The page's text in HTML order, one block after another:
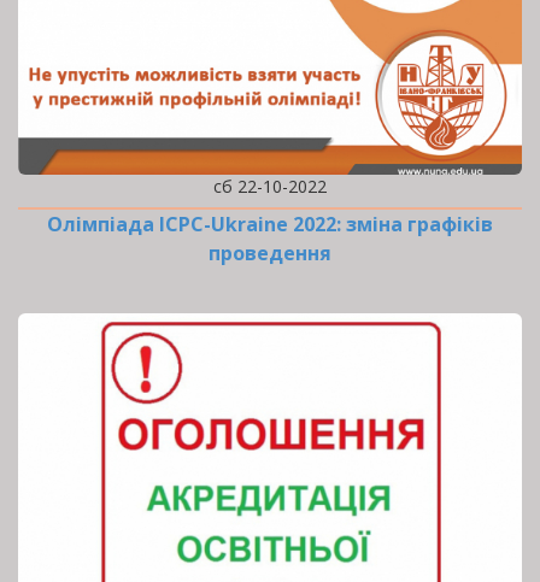
сб 22-10-2022
Олімпіада ICPC-Ukraine 2022: зміна графіків
проведення